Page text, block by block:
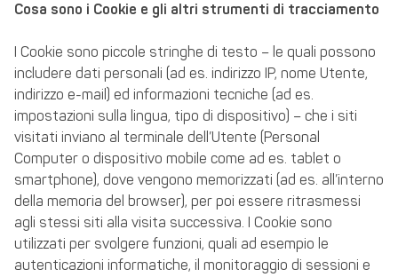
Cosa sono i Cookie e gli altri strumenti di tracciamento
I Cookie sono piccole stringhe di testo – le quali possono
includere dati personali (ad es. indirizzo IP, nome Utente,
indirizzo e-mail) ed informazioni tecniche (ad es.
impostazioni sulla lingua, tipo di dispositivo) – che i siti
visitati inviano al terminale dell’Utente (Personal
Computer o dispositivo mobile come ad es. tablet o
smartphone), dove vengono memorizzati (ad es. all’interno
della memoria del browser), per poi essere ritrasmessi
agli stessi siti alla visita successiva. I Cookie sono
utilizzati per svolgere funzioni, quali ad esempio le
autenticazioni informatiche, il monitoraggio di sessioni e